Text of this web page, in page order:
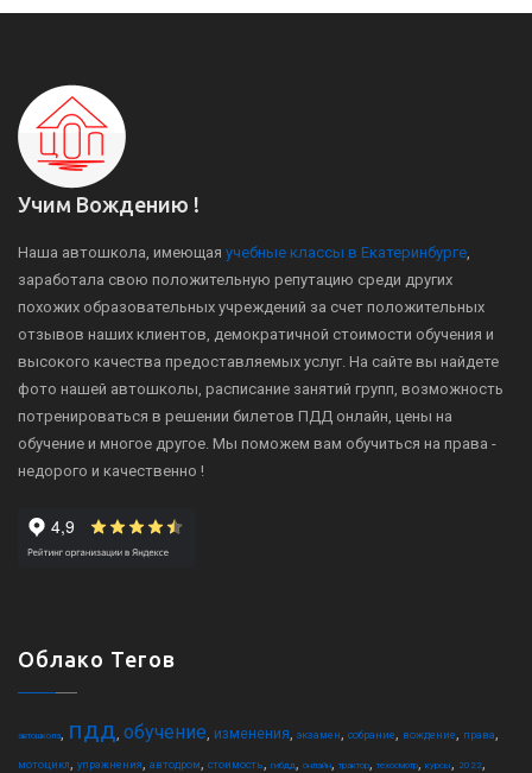
Учим Вождению !
Наша автошкола, имеющая учебные классы в Екатеринбурге,
заработала свою положительную репутацию среди других
похожих образовательных учреждений за счет положительных
отзывов наших клиентов, демократичной стоимости обучения и
высокого качества предоставляемых услуг. На сайте вы найдете
фото нашей автошколы, расписание занятий групп, возможность
потренироваться в решении билетов ПДД онлайн, цены на
обучение и многое другое. Мы поможем вам обучиться на права -
недорого и качественно !
Облако Тегов
автошкола, пдд, обучение, изменения, экзамен, собрание, вождение, права,
мотоцикл, упражнения, автодром, стоимость, гибдд, онлайн, трактор, техосмотр, курсы, 2022,